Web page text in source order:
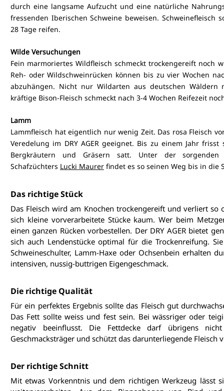
durch eine langsame Aufzucht und eine natürliche
fressenden Iberischen Schweine beweisen. Schweinefleisch
28 Tage reifen.
Wilde Versuchungen
Fein marmoriertes Wildfleisch schmeckt trockengereift noch
Reh- oder Wildschweinrücken können bis zu vier Wochen
abzuhängen. Nicht nur Wildarten aus deutschen Wäldern
kräftige Bison-Fleisch schmeckt nach 3-4 Wochen Reifezeit
Lamm
Lammfleisch hat eigentlich nur wenig Zeit. Das rosa Fleisch
Veredelung im DRY AGER geeignet. Bis zu einem Jahr
Bergkräutern und Gräsern satt. Unter der sorgenden
Schafzüchters Lucki Maurer findet es so seinen Weg bis in die
Das richtige Stück
Das Fleisch wird am Knochen trockengereift und verliert so
sich kleine vorverarbeitete Stücke kaum. Wer beim
einen ganzen Rücken vorbestellen. Der DRY AGER bietet
sich auch Lendenstücke optimal für die Trockenreifung.
Schweineschulter, Lamm-Haxe oder Ochsenbein erhalten
intensiven, nussig-buttrigen Eigengeschmack.
Die richtige Qualität
Für ein perfektes Ergebnis sollte das Fleisch gut
Das Fett sollte weiss und fest sein. Bei wässriger oder
negativ beeinflusst. Die Fettdecke darf übrigens
Geschmacksträger und schützt das darunterliegende Fleisch
Der richtige Schnitt
Mit etwas Vorkenntnis und dem richtigen Werkzeug lässt